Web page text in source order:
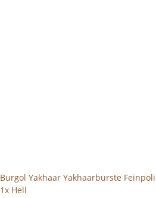
Burgol Yakhaar Yakhaarbürste
1x Hell